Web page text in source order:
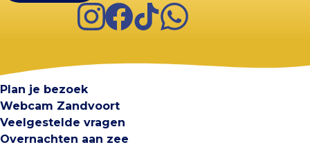
InstagramFacebook
TikTokWhatsApp
Plan je bezoek
Webcam Zandvoort
Veelgestelde vragen
Overnachten aan zee